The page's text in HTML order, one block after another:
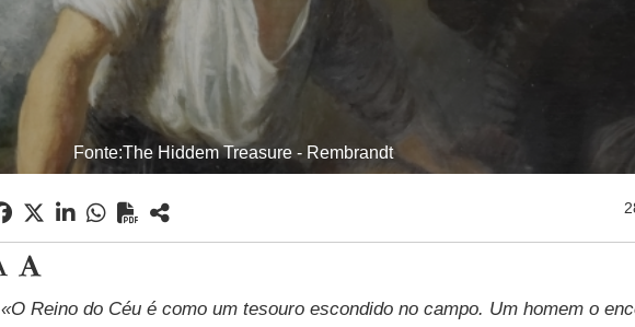
Fonte:The Hiddem Treasure - Rembrandt
«O Reino do Céu é como um tesouro escondido no campo. Um homem o